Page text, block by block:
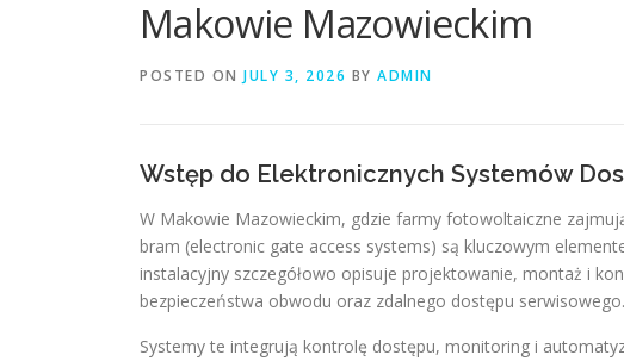
Makowie Mazowieckim
POSTED ON JULY 3, 2026 BY ADMIN
Wstęp do Elektronicznych Systemów
W Makowie Mazowieckim, gdzie farmy fotowoltaiczne
bram (electronic gate access systems) są kluczowym
instalacyjny szczegółowo opisuje projektowanie, montaż i
bezpieczeństwa obwodu oraz zdalnego dostępu serwisowego.
Systemy te integrują kontrolę dostępu, monitoring i